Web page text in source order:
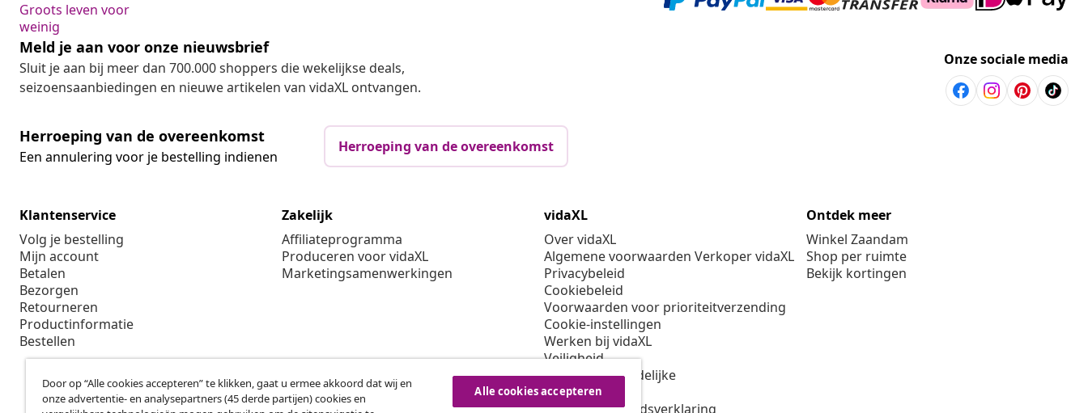
Groots leven voor
weinig
Meld je aan voor onze nieuwsbrief
Sluit je aan bij meer dan 700.000 shoppers die wekelijkse deals,
seizoensaanbiedingen en nieuwe artikelen van vidaXL ontvangen.
Onze sociale media
Herroeping van de overeenkomst
Een annulering voor je bestelling indienen
Herroeping van de overeenkomst
Klantenservice
Volg je bestelling
Mijn account
Betalen
Bezorgen
Retourneren
Productinformatie
Bestellen
Zakelijk
Affiliateprogramma
Produceren voor vidaXL
Marketingsamenwerkingen
vidaXL
Over vidaXL
Algemene voorwaarden Verkoper vidaXL
Privacybeleid
Cookiebeleid
Voorwaarden voor prioriteitverzending
Cookie-instellingen
Werken bij vidaXL
Veiligheid
EU verantwoordelijke
Beleid voor EPR
Toegankelijkheidsverklaring
Ontdek meer
Winkel Zaandam
Shop per ruimte
Bekijk kortingen
Door op “Alle cookies accepteren” te klikken, gaat u ermee akkoord dat wij en
onze advertentie- en analysepartners (45 derde partijen) cookies en
Alle cookies accepteren